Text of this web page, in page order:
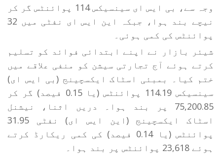
وجہ سے، بی ایس ای سینسیکس 114 پوائنٹس گر کر
نیچے بند ہوا، جبکہ این ایس ای نفٹی میں 32
پوائنٹس کی کمی ہوئی۔
شیئر بازار نے اپنے ابتدائی فوائد کو تسلیم
کرتے ہوئے آج تجارتی سیشن کو منفی علاقے میں
ختم کیا۔ بمبئی اسٹاک ایکسچینج (بی ایس ای)
سینسیکس 114.19 پوائنٹس (یا 0.15 فیصد) گر کر
75,200.85 پر بند ہوا۔ دریں اثنا، نیشنل
اسٹاک ایکسچینج (این ایس ای) نفٹی 31.95
پوائنٹس (یا 0.14 فیصد) کی کمی ریکارڈ کرتے
ہوئے 23,618 پوائنٹس پر بند ہوا۔